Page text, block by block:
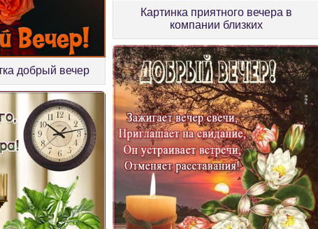
добрый вечер
Картинка приятного вечера в
компании близких